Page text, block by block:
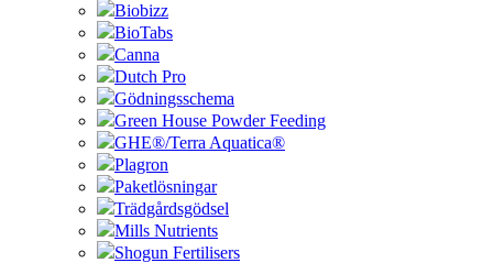
Biobizz
BioTabs
Canna
Dutch Pro
Gödningsschema
Green House Powder Feeding
GHE®/Terra Aquatica®
Plagron
Paketlösningar
Trädgårdsgödsel
Mills Nutrients
Shogun Fertilisers